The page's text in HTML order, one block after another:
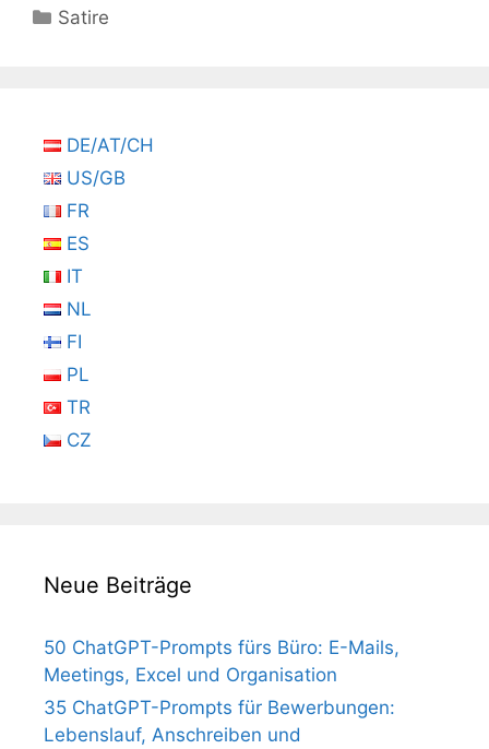
Kategorien
Satire
DE/AT/CH
US/GB
FR
ES
IT
NL
FI
PL
TR
CZ
Neue Beiträge
50 ChatGPT-Prompts fürs Büro: E-Mails,
Meetings, Excel und Organisation
35 ChatGPT-Prompts für Bewerbungen:
Lebenslauf, Anschreiben und